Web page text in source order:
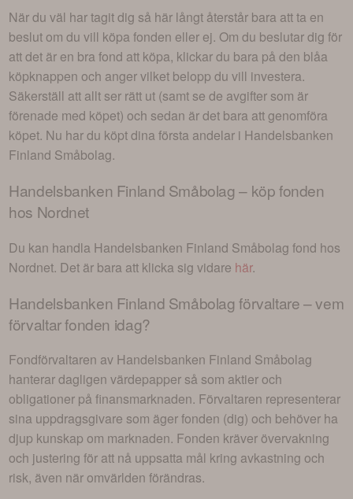
När du väl har tagit dig så här långt återstår bara att ta en
beslut om du vill köpa fonden eller ej. Om du beslutar dig för
att det är en bra fond att köpa, klickar du bara på den blåa
köpknappen och anger vilket belopp du vill investera.
Säkerställ att allt ser rätt ut (samt se de avgifter som är
förenade med köpet) och sedan är det bara att genomföra
köpet. Nu har du köpt dina första andelar i Handelsbanken
Finland Småbolag.
Handelsbanken Finland Småbolag – köp fonden
hos Nordnet
Du kan handla Handelsbanken Finland Småbolag fond hos
Nordnet. Det är bara att klicka sig vidare här.
Handelsbanken Finland Småbolag förvaltare – vem
förvaltar fonden idag?
Fondförvaltaren av Handelsbanken Finland Småbolag
hanterar dagligen värdepapper så som aktier och
obligationer på finansmarknaden. Förvaltaren representerar
sina uppdragsgivare som äger fonden (dig) och behöver ha
djup kunskap om marknaden. Fonden kräver övervakning
och justering för att nå uppsatta mål kring avkastning och
risk, även när omvärlden förändras.